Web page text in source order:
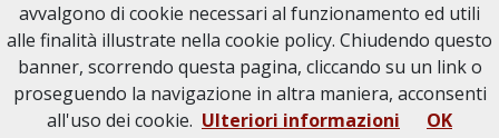
avvalgono di cookie necessari al funzionamento ed utili
alle finalità illustrate nella cookie policy. Chiudendo questo
banner, scorrendo questa pagina, cliccando su un link o
proseguendo la navigazione in altra maniera, acconsenti
all'uso dei cookie. Ulteriori informazioni OK